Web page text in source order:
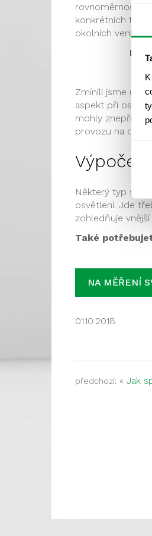
rovnoměrnosti
konkrétních typů
okolních
Zmínili jsme už
aspekt při
mohly
provozu na
Výpočet
Některý typ
osvětlení. Jde
zohledňuje
Také
NA MĚŘENÍ
01.10.2018
předchozí: « Jak